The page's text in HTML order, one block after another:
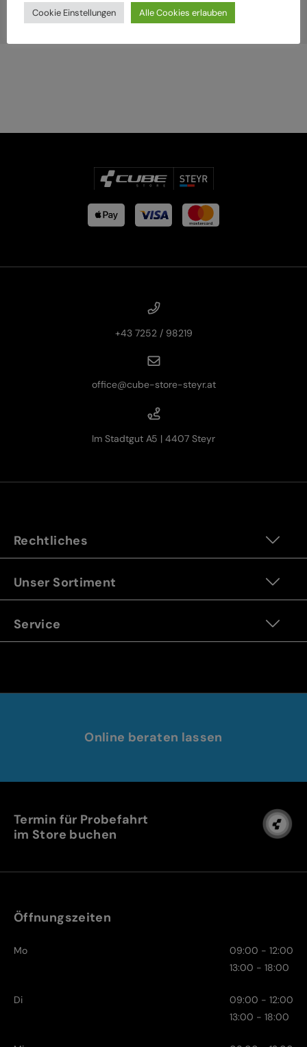
+43 7252 / 98219
office@cube-store-steyr.at
Im Stadtgut A5 | 4407 Steyr
Rechtliches
Unser Sortiment
Service
Online beraten lassen
Termin für Probefahrt
im Store buchen
Öffnungszeiten
Mo
09:00 - 12:00
13:00 - 18:00
Di
09:00 - 12:00
13:00 - 18:00
Cookie Einstellungen Alle Cookies erlauben